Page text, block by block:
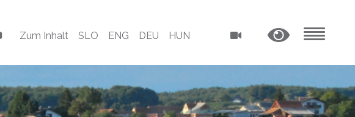
Zum Inhalt SLO ENG DEU HUN